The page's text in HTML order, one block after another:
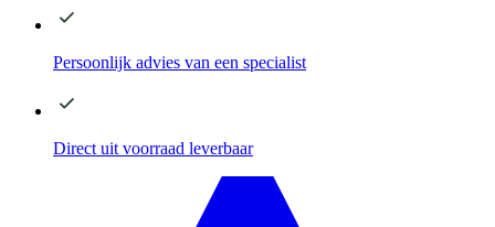
Persoonlijk advies van een specialist
Direct uit voorraad leverbaar